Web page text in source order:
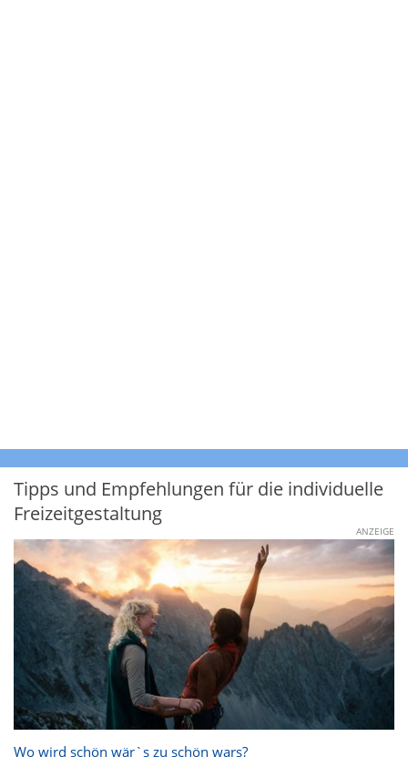
Tipps und Empfehlungen für die individuelle
Freizeitgestaltung
ANZEIGE
Wo wird schön wär`s zu schön wars?